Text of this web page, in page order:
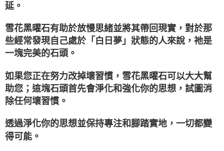
延。
雪花黑曜石有助於放慢思緒並將其帶回現實，對於那
些經常發現自己處於「白日夢」狀態的人來說，祂是
一塊完美的石頭。
如果您正在努力改掉壞習慣，雪花黑曜石可以大大幫
助您；這塊石頭首先會淨化和強化你的思想，試圖消
除任何壞習慣。
透過淨化你的思想並保持專注和腳踏實地，一切都變
得可能。